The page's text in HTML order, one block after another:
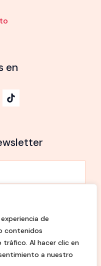
de
contenidos
tráfico. Al hacer clic en
a nuestro
en
de privacidad